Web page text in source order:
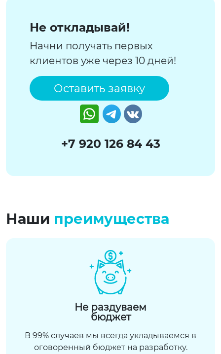
Не откладывай!
Начни получать первых
клиентов уже через 10 дней!
Оставить заявку
WatsappTelegram
VK
+7 920 126 84 43
Наши преимущества
Не раздуваем
бюджет
В 99% случаев мы всегда укладываемся в
оговоренный бюджет на разработку.